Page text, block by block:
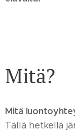
Mitä?
Mitä
Tällä hetkellä